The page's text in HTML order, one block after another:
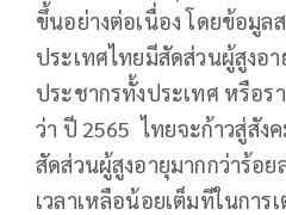
ขึ้นอย่างต่อเนื่อง โดยข้อมูล
ประเทศไทยมีสัดส่วนผู้สูงอ
ประชากรทั้งประเทศ หรือร
ว่า ปี 2565 ไทยจะก้าวสู่สัง
สัดส่วนผู้สูงอายุมากกว่าร้อย
เวลาเหลือน้อยเต็มทีในการ